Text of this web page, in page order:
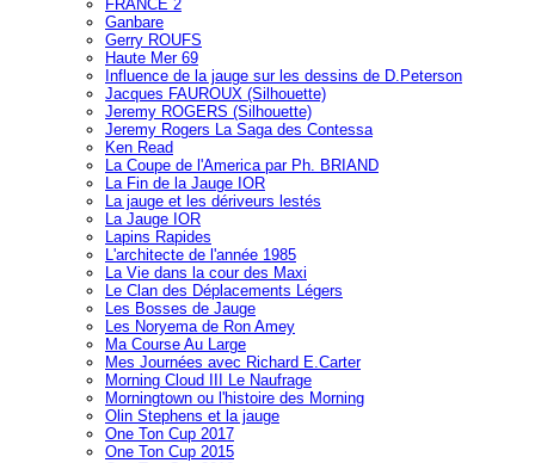
FRANCE 2
Ganbare
Gerry ROUFS
Haute Mer 69
Influence de la jauge sur les dessins de D.Peterson
Jacques FAUROUX (Silhouette)
Jeremy ROGERS (Silhouette)
Jeremy Rogers La Saga des Contessa
Ken Read
La Coupe de l'America par Ph. BRIAND
La Fin de la Jauge IOR
La jauge et les dériveurs lestés
La Jauge IOR
Lapins Rapides
L'architecte de l'année 1985
La Vie dans la cour des Maxi
Le Clan des Déplacements Légers
Les Bosses de Jauge
Les Noryema de Ron Amey
Ma Course Au Large
Mes Journées avec Richard E.Carter
Morning Cloud III Le Naufrage
Morningtown ou l'histoire des Morning
Olin Stephens et la jauge
One Ton Cup 2017
One Ton Cup 2015